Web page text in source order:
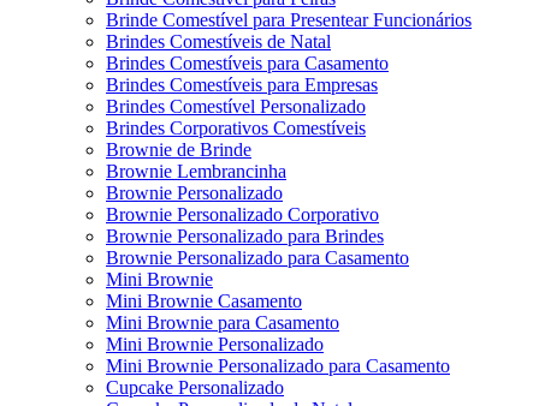
Brinde Comestível para Presentear Funcionários
Brindes Comestíveis de Natal
Brindes Comestíveis para Casamento
Brindes Comestíveis para Empresas
Brindes Comestível Personalizado
Brindes Corporativos Comestíveis
Brownie de Brinde
Brownie Lembrancinha
Brownie Personalizado
Brownie Personalizado Corporativo
Brownie Personalizado para Brindes
Brownie Personalizado para Casamento
Mini Brownie
Mini Brownie Casamento
Mini Brownie para Casamento
Mini Brownie Personalizado
Mini Brownie Personalizado para Casamento
Cupcake Personalizado